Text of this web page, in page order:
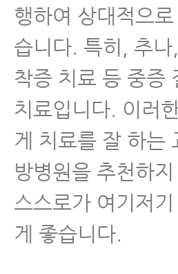
행하여 상대적으
습니다. 특히, 추
착증 치료 등 중증
치료입니다. 이러
게 치료를 잘 하는
방병원을 추천하
스스로가 여기저
게 좋습니다.